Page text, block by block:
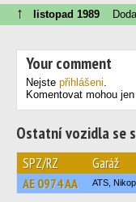
↑ listopad 1989
Your comment
Nejste přihlášeni.
Komentovat mohou
Ostatní vozidla se
SPZ/RZ Garáž
AE 0974 AA ATS,